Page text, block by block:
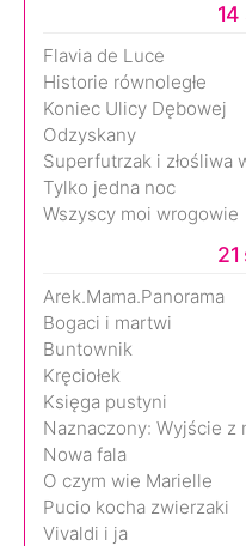
14
Flavia de Luce
Historie równoległe
Koniec Ulicy Dębowej
Odzyskany
Superfutrzak i złośliwa
Tylko jedna noc
Wszyscy moi wrogowie
21
Arek.Mama.Panorama
Bogaci i martwi
Buntownik
Kręciołek
Księga pustyni
Naznaczony: Wyjście z
Nowa fala
O czym wie Marielle
Pucio kocha zwierzaki
Vivaldi i ja